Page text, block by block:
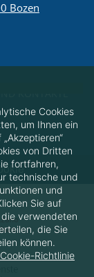
Bozen
Cookies
um Ihnen ein
von Dritten
fortfahren,
technische und
und
Sie auf
die verwendeten
die Sie
können.
Richtlinie